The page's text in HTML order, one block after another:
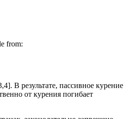
from:
В результате, пассивное курение
от курения погибает